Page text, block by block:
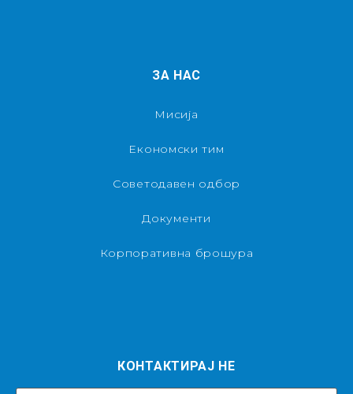
ЗА НАС
Мисија
Економски тим
Советодавен одбор
Документи
Корпоративна брошура
КОНТАКТИРАЈ НЕ